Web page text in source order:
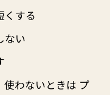
くする
ない
わないときは プ